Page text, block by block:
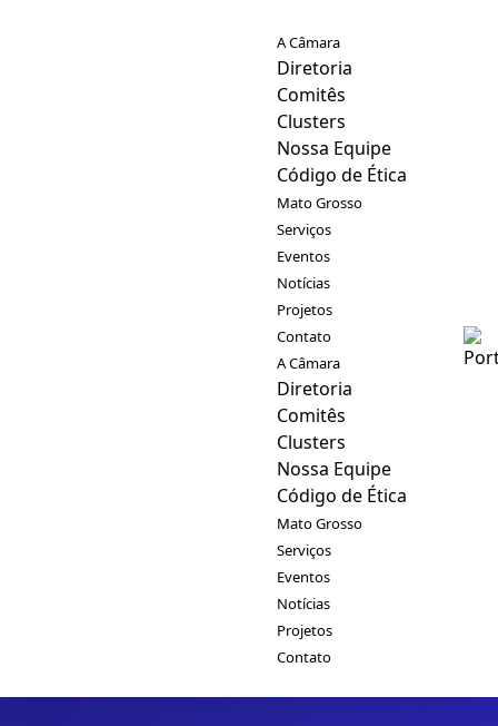
A Câmara
Diretoria
Comitês
Clusters
Nossa Equipe
Código de Ética
Mato Grosso
Serviços
Eventos
Notícias
Projetos
Contato
A Câmara
Diretoria
Comitês
Clusters
Nossa Equipe
Código de Ética
Mato Grosso
Serviços
Eventos
Notícias
Projetos
Contato